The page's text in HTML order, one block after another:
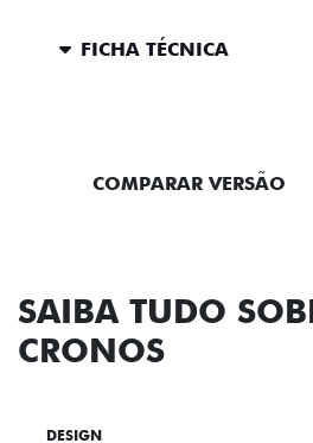
FICHA TÉCNICA
COMPARAR VERSÃO
SAIBA TUDO
CRONOS
DESIGN